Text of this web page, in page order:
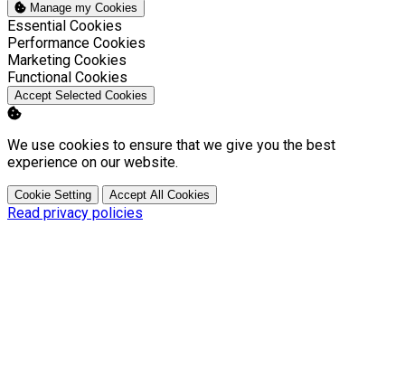
Manage my Cookies
Enable
Essential Cookies
Enable
Performance Cookies
Enable
Marketing Cookies
Enable
Functional Cookies
Accept Selected Cookies
We use cookies to ensure that we give you the best
experience on our website.
Cookie Setting Accept All Cookies
Read privacy policies